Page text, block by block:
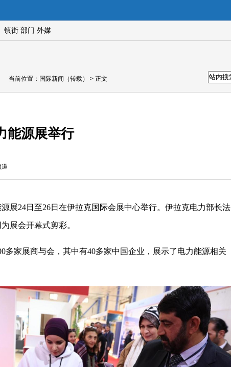
镇街 部门 外媒
当前位置： 国际新闻（转载） > 正文
能源展举行
展24日至26日在伊拉克国际会展中心举行。伊拉克电力部长法
展会开幕式剪彩。
多家展商与会，其中有40多家中国企业，展示了电力能源相关